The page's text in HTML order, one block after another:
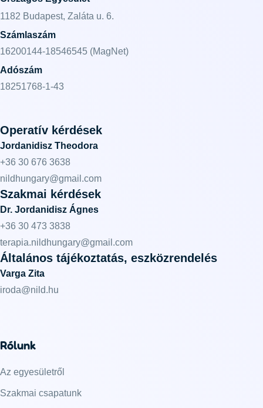
1182 Budapest, Zaláta u. 6.
Számlaszám
16200144-18546545 (MagNet)
Adószám
18251768-1-43
Operatív kérdések
Jordanidisz Theodora
+36 30 676 3638
nildhungary@gmail.com
Szakmai kérdések
Dr. Jordanidisz Ágnes
+36 30 473 3838
terapia.nildhungary@gmail.com
Általános tájékoztatás, eszközrendelés
Varga Zita
iroda@nild.hu
Rólunk
Az egyesületről
Szakmai csapatunk